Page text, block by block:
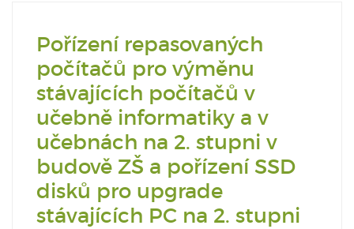
Pořízení repasovaných
počítačů pro výměnu
stávajících počítačů v
učebně informatiky a v
učebnách na 2. stupni v
budově ZŠ a pořízení SSD
disků pro upgrade
stávajících PC na 2. stupni